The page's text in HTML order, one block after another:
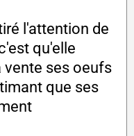
l'attention de
qu'elle
vente ses oeufs
que ses